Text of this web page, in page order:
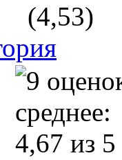
(4,53)